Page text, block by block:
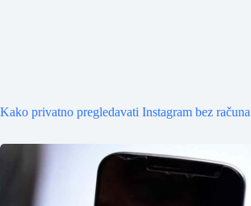
Kako privatno pregledavati Instagram bez računa